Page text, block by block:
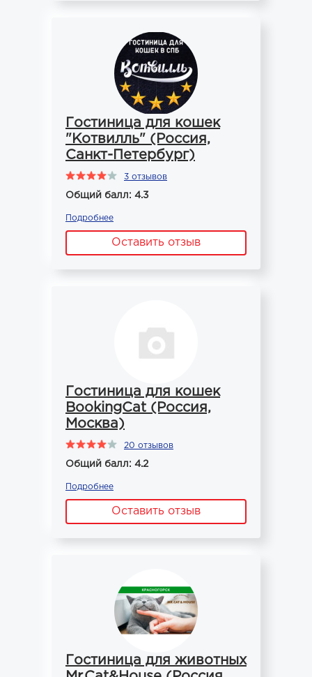
Гостиница для кошек
"Котвилль" (Россия,
Санкт-Петербург)
3 отзывов
Общий балл: 4.3
Подробнее
Оставить отзыв
Гостиница для кошек
BookingCat (Россия,
Москва)
20 отзывов
Общий балл: 4.2
Подробнее
Оставить отзыв
Гостиница для животных